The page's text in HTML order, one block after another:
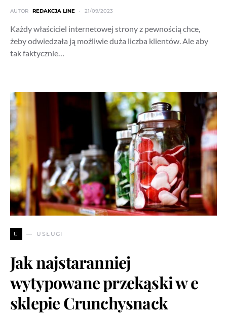
AUTOR REDAKCJA LINE 21/09/2023
Każdy właściciel internetowej strony z pewnością chce,
żeby odwiedzała ją możliwie duża liczba klientów. Ale aby
tak faktycznie…
U USŁUGI
Jak najstaranniej
wytypowane przekąski w e
sklepie Crunchysnack